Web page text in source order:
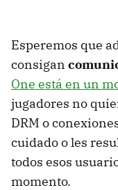
Esperemos que
consigan
One está en un
jugadores no
DRM o
cuidado o les
todos esos
momento.